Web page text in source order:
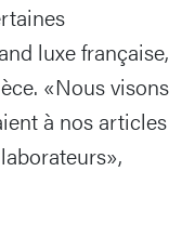
luxe française,
«Nous visons
à nos articles